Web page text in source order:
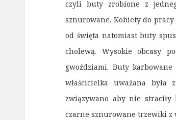
czyli buty zrobione z
sznurowane. Kobiety do pracy
od święta natomiast buty
cholewą. Wysokie obcasy
gwoździami. Buty
właścicielka uważana
związywano aby nie straciły
czarne sznurowane trzewiki z